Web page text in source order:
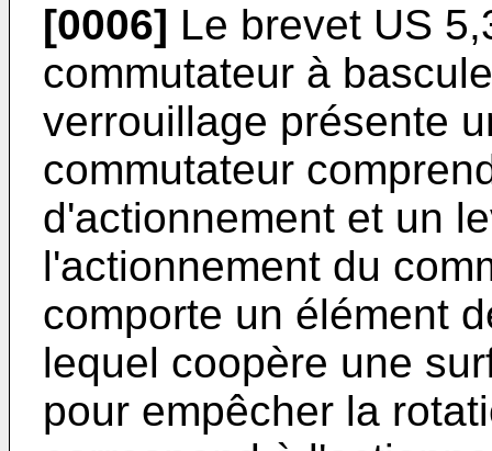
[0006] Le brevet US
commutateur à
verrouillage présente
commutateur
d'actionnement et un
l'actionnement du
comporte un élément
lequel coopère une
pour empêcher la